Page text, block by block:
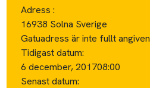
Adress :
16938 Solna Sverige
Gatuadress är inte fullt angiven
Tidigast datum:
6 december, 201708:00
Senast datum: